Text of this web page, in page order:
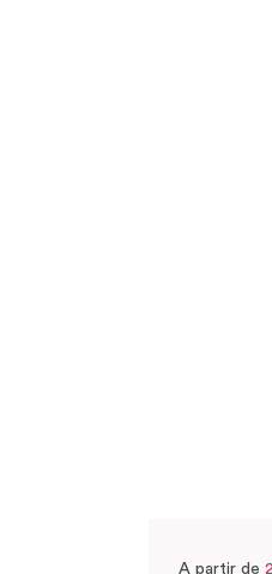
A partir de